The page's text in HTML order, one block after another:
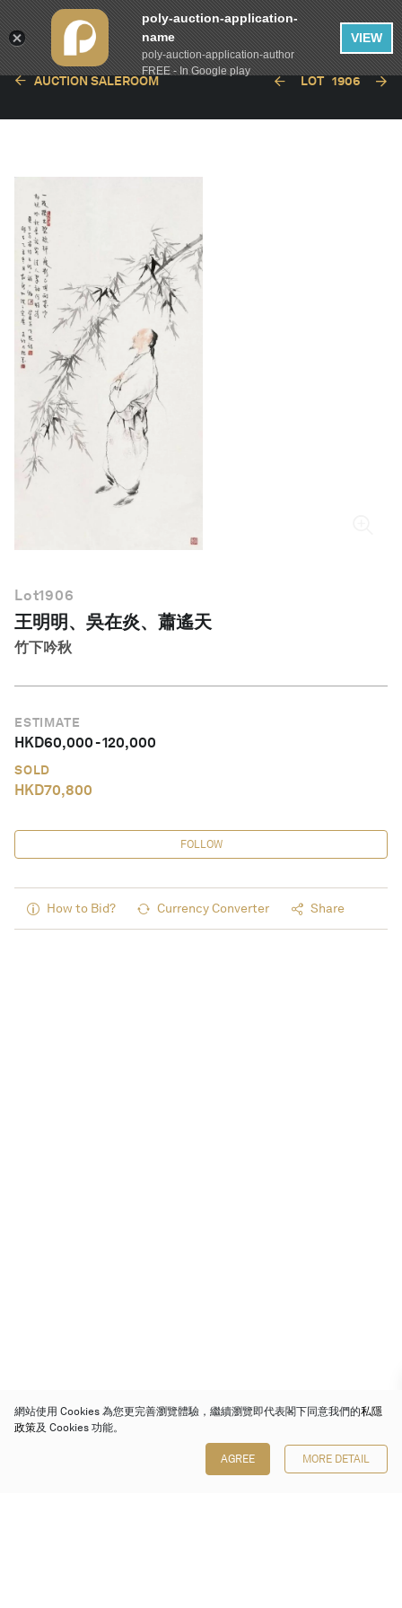
繁體中文
AUCTION SALEROOM LOT 1906
Lot1906
王明明、吳在炎、蕭遙天
竹下吟秋
ESTIMATE
HKD60,000-120,000
SOLD
HKD70,800
FOLLOW
How to Bid? Currency Converter Share
網站使用 Cookies 為您更完善瀏覽體驗，繼續瀏覽即代表閣下同意我們的私隱
政策及 Cookies 功能。
AGREE MORE DETAIL
poly-auction-application-
name
poly-auction-application-author
FREE - In Google play
VIEW